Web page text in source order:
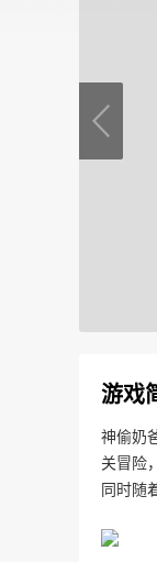
游戏
神偷奶
关冒险
同时随